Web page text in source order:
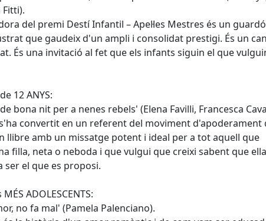
del premi Destí Infantil – Apel·les Mestres és un
que gaudeix d'un ampli i consolidat prestigi. És un
És una invitació al fet que els infants siguin el que
12 ANYS:
bona nit per a nenes rebels' (Elena Favilli, Francesca
convertit en un referent del moviment d'apoderament
llibre amb un missatge potent i ideal per a tot aquell que
filla, neta o neboda i que vulgui que creixi sabent que
ser el que es proposi.
ADOLESCENTS:
no fa mal' (Pamela Palenciano).